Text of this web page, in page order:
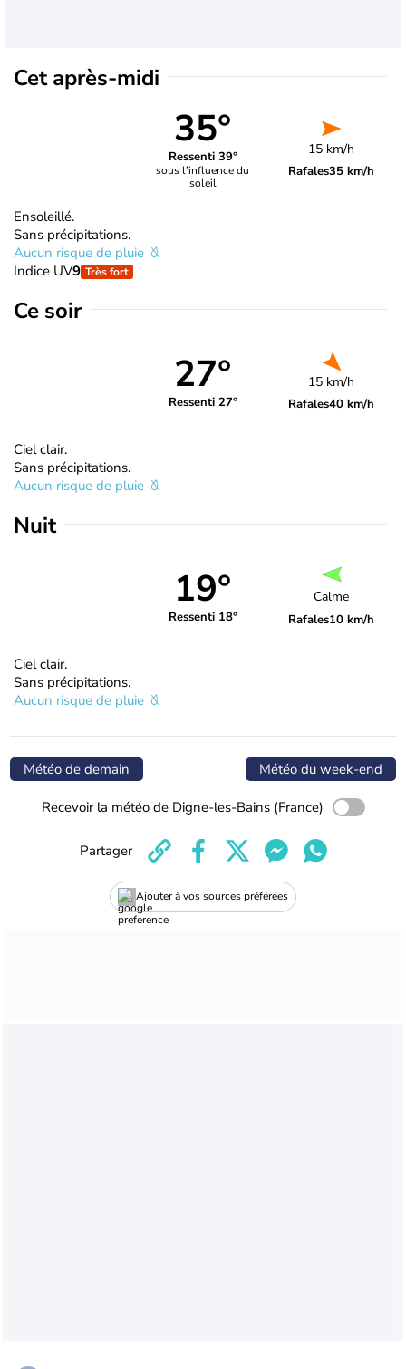
Cet après-midi
35°
Ressenti 39°
sous l’influence du
soleil
15 km/h
Rafales35 km/h
Ensoleillé.
Sans précipitations.
Aucun risque de pluie
Indice UV9 Très fort
Ce soir
27°
Ressenti 27°
15 km/h
Rafales40 km/h
Ciel clair.
Sans précipitations.
Aucun risque de pluie
Nuit
19°
Ressenti 18°
Calme
Rafales10 km/h
Ciel clair.
Sans précipitations.
Aucun risque de pluie
Météo de demain Météo du week-end
Recevoir la météo de Digne-les-Bains (France)
Ajouter à vos sources préférées
Partager